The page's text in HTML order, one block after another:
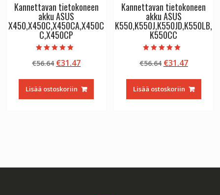
Kannettavan tietokoneen
akku ASUS
X450,X450C,X450CA,X450C
C,X450CP
tuotteesta:
5.00
€56.64 Alkuperäinen
oli:
€56.64.
€31.47Nykyinen
on:
€31.47.
Lisää ostoskoriin
Kannettavan tietokoneen
akku ASUS
K550,K550J,K550JD,K550LB,
K550CC
tuotteesta:
5.00
€56.64 Alkuperäinen
oli:
€56.64.
€31.47
on:
€31.47.
Lisää ostoskoriin